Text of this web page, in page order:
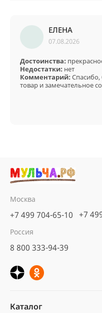
ЕЛЕНА
07.08.2026
Достоинства:
Недостатки: нет
Комментарий:
товар и замечательное
Москва
+7 499 704-65-10 +7
Россия
8 800 333-94-39
Каталог